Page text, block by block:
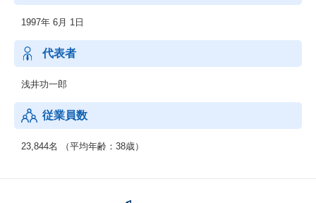
1997年 6月 1日
代表者
浅井功一郎
従業員数
23,844名 （平均年齢：38歳）